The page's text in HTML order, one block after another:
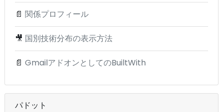
📄 関係プロフィール
🎥 国別技術分布の表示方法
📄 GmailアドオンとしてのBuiltWith
パドット